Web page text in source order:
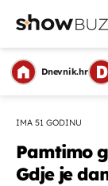
Dnevnik.hr
IMA 51 GODINU
Pamtimo
Gdje je